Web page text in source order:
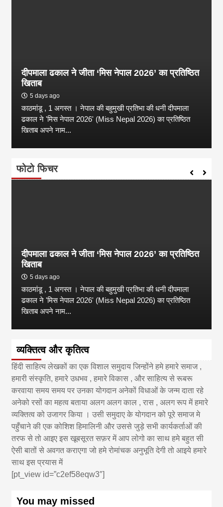
दीपमाला ढकाल ने जीता ‘मिस नेपाल 2026’ का प्रतिष्ठित
खिताब
5 days ago
काठमांडू , 1 अगस्त । नेपाल की बहुमुखी प्रतिभा की धनी दीपमाला
ढकाल ने 'मिस नेपाल 2026' (Miss Nepal 2026) का प्रतिष्ठित
खिताब अपने नाम...
फोटो फिचर
दीपमाला ढकाल ने जीता ‘मिस नेपाल 2026’ का प्रतिष्ठित
खिताब
5 days ago
काठमांडू , 1 अगस्त । नेपाल की बहुमुखी प्रतिभा की धनी दीपमाला
ढकाल ने 'मिस नेपाल 2026' (Miss Nepal 2026) का प्रतिष्ठित
खिताब अपने नाम...
व्यक्तित्व और कृतित्व
हिंदी साहित्य लेखकों का एक विशाल समुदाय जिन्होंने हमे हमारे समाज ,
हमारी संस्कृति, हमारे उधभव , हमारे विकास , और साहित्य से रूबरू
करवाया समय समय पर उनका योगदान अनेकों विधाओं के जन्म दाता रहे
अनेको रसों का महत्व बताया अलग अलग काल , रास , अलग रूप में हमारे
व्यक्तित्व को उजागर किया । उसी समुदाए के योगदान को पूरे समाज मे
पहुँचाने की एक कोशिश हिमालिनी और उससे जुड़े सभी कार्यकर्ताओं की
तरफ से तो आइए इस खूबसूरत सफ़र में आप लोगो का साथ हमे बहुत सी
ऐसी बातों से अवगत कराएगा जो हमे रोमांचक अनुभूति देगी तो आइये हमारे
साथ इस प्रयास में
[pt_view id=”c2ef58eqw3″]
You may missed